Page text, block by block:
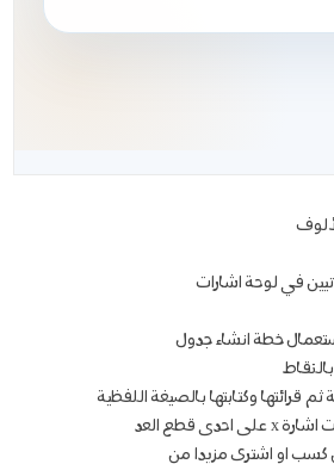
في لوحة اشارات
خطة انشاء جدول
ثم قرائتها وكتابتها بالصيغة اللفظية
كسب او اشترى مزيدا من